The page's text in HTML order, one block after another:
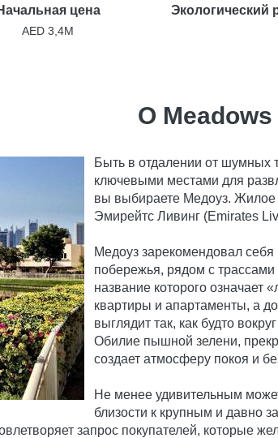
цена
AED 3,4M
Экологический
О Meadows
Быть в отдалении от шумных
ключевыми местами для
вы выбираете Медоуз. Жилое
Эмирейтс Ливинг (Emirates
Медоуз зарекомендовал
побережья, рядом с
название которого означает
квартиры и апартаменты, а
выглядит так, как будто
Обилие пышной зелени,
создает атмосферу покоя и
Не менее удивительным
близости к крупным и давно
запрос покупателей, которые